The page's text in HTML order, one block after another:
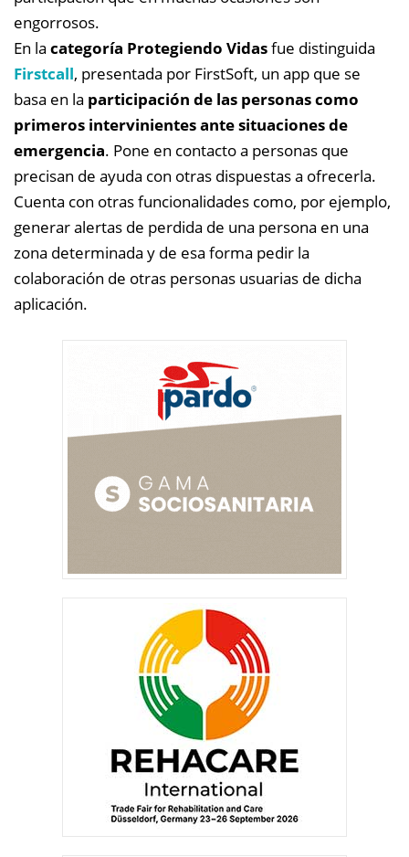
engorrosos.
En la categoría Protegiendo Vidasfue distinguida
Firstcall, presentada por FirstSoft, un app que se
basa en la participación de las personas como
primeros intervinientes ante situaciones de
emergencia. Pone en contacto a personas que
precisan de ayuda con otras dispuestas a ofrecerla.
Cuenta con otras funcionalidades como, por ejemplo,
generar alertas de perdida de una persona en una
zona determinada y de esa forma pedir la
colaboración de otras personas usuarias de dicha
aplicación.